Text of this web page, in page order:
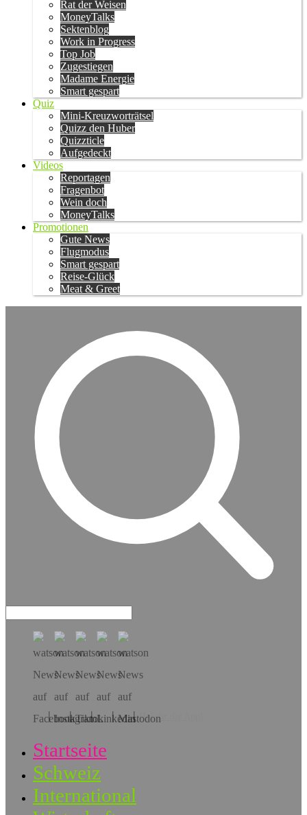
Rat der Weisen
MoneyTalks
Sektenblog
Work in Progress
Top Job
Zugestiegen
Madame Energie
Smart gespart
Quiz
Mini-Kreuzworträtsel
Quizz den Huber
Quizzticle
Aufgedeckt
Videos
Reportagen
Fragenbot
Wein doch
MoneyTalks
Promotionen
Gute News
Flugmodus
Smart gespart
Reise-Glück
Meat & Greet
Hol dir die App!
Startseite
Schweiz
International